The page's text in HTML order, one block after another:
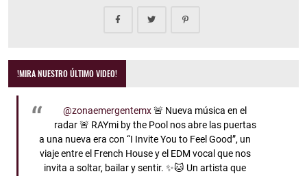
!MIRA NUESTRO ÚLTIMO VIDEO!
@zonaemergentemx🚨 Nueva música en el
radar 🚨 RAYmi by the Pool nos abre las puertas
a una nueva era con “I Invite You to Feel Good”, un
viaje entre el French House y el EDM vocal que nos
invita a soltar, bailar y sentir. ✨🐱 Un artista que